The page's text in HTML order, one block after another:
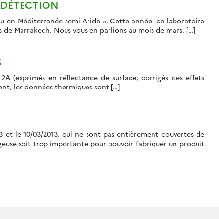
en Méditerranée semi-Aride ». Cette année, ce laboratoire
Marrakech. Nous vous en parlions au mois de mars. […]
(exprimés en réflectance de surface, corrigés des effets
les données thermiques sont […]
et le 10/03/2013, qui ne sont pas entièrement couvertes de
soit trop importante pour pouvoir fabriquer un produit